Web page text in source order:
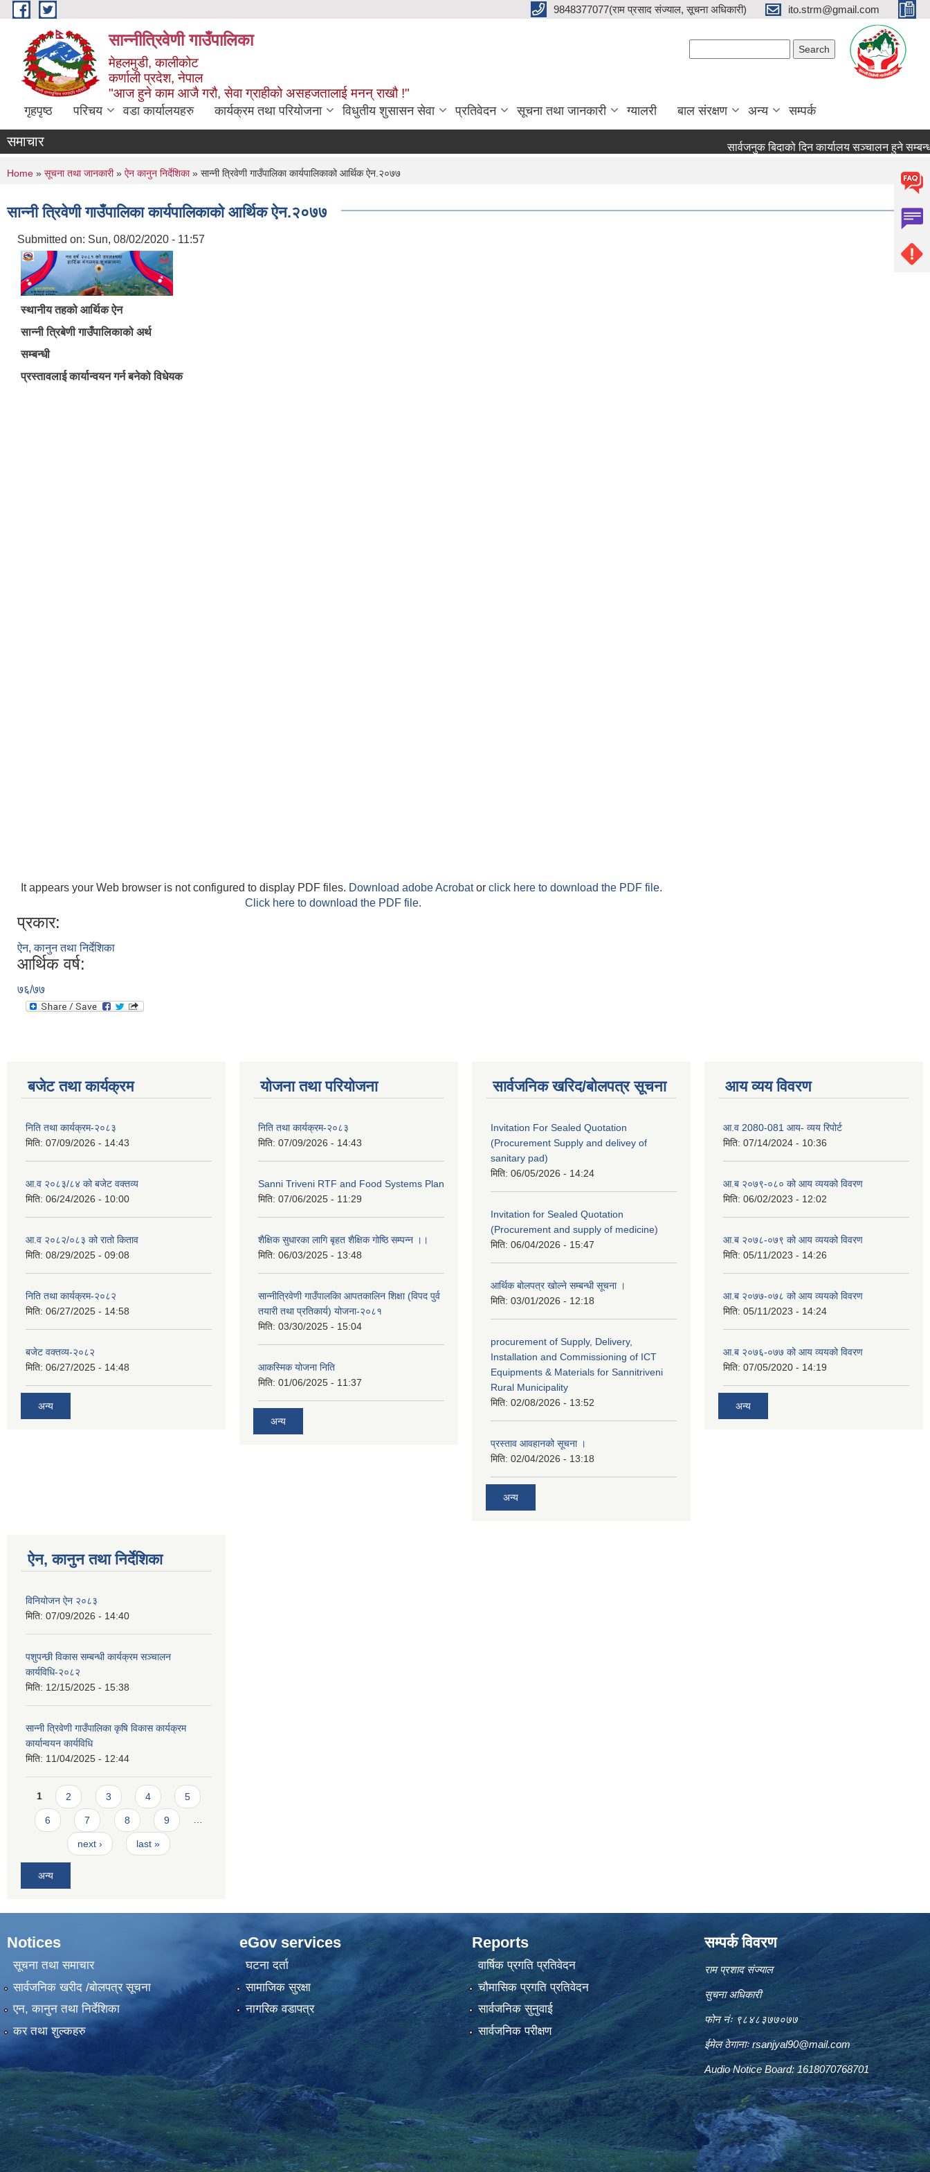
Skip to main content 9848377077(राम प्रसाद संज्याल, सूचना अधिकारी) ito.strm@gmail.com
सान्नीत्रिवेणी गाउँपालिका
मेहलमुडी, कालीकोट
कर्णाली प्रदेश, नेपाल
"आज हुने काम आजै गरौ, सेवा ग्राहीको असहजतालाई मनन् राखौ !"
गृहपृष्ठ परिचय वडा कार्यालयहरु कार्यक्रम तथा परियोजना विधुतीय शुसासन सेवा प्रतिवेदन सूचना तथा जानकारी ग्यालरी बाल संरक्षण अन्य सम्पर्क
समाचार सार्वजनुक बिदाको दिन कार्यालय सञ्चालन हुने सम्बन्धमा ।
You are here
Home » सूचना तथा जानकारी» ऐन कानुन निर्देशिका» सान्नी त्रिवेणी गाउँपालिका कार्यपालिकाको आर्थिक ऐन.२०७७
सान्नी त्रिवेणी गाउँपालिका कार्यपालिकाको आर्थिक ऐन.२०७७
Submitted on: Sun, 08/02/2020 - 11:57
स्थानीय तहको आर्थिक ऐन
सान्नी त्रिबेणी गाउँपालिकाको अर्थ
सम्बन्धी
प्रस्तावलाई कार्यान्वयन गर्न बनेको विधेयक
It appears your Web browser is not configured to display PDF files. Download adobe Acrobator click here to download the PDF file.
Click here to download the PDF file.
प्रकार:
ऐन, कानुन तथा निर्देशिका
आर्थिक वर्ष:
७६/७७
बजेट तथा कार्यक्रम
निति तथा कार्यक्रम-२०८३
मिति: 07/09/2026 - 14:43
आ.व २०८३/८४ को बजेट वक्तव्य
मिति: 06/24/2026 - 10:00
आ.व २०८२/०८३ को रातो किताव
मिति: 08/29/2025 - 09:08
निति तथा कार्यक्रम-२०८२
मिति: 06/27/2025 - 14:58
बजेट वक्तव्य-२०८२
मिति: 06/27/2025 - 14:48
अन्य
योजना तथा परियोजना
निति तथा कार्यक्रम-२०८३
मिति: 07/09/2026 - 14:43
Sanni Triveni RTF and Food Systems Plan
मिति: 07/06/2025 - 11:29
शैक्षिक सुधारका लागि बृहत शैक्षिक गोष्ठि सम्पन्न ।।
मिति: 06/03/2025 - 13:48
सान्नीत्रिवेणी गाउँपालकिा आपतकालिन शिक्षा (विपद पुर्व
तयारी तथा प्रतिकार्य) योजना-२०८१
मिति: 03/30/2025 - 15:04
आकस्मिक योजना निति
मिति: 01/06/2025 - 11:37
अन्य
सार्वजनिक खरिद/बोलपत्र सूचना
Invitation For Sealed Quotation
(Procurement Supply and delivey of
sanitary pad)
मिति: 06/05/2026 - 14:24
Invitation for Sealed Quotation
(Procurement and supply of medicine)
मिति: 06/04/2026 - 15:47
आर्थिक बोलपत्र खोल्ने सम्बन्धी सूचना ।
मिति: 03/01/2026 - 12:18
procurement of Supply, Delivery,
Installation and Commissioning of ICT
Equipments & Materials for Sannitriveni
Rural Municipality
मिति: 02/08/2026 - 13:52
प्रस्ताव आवहानको सूचना ।
मिति: 02/04/2026 - 13:18
अन्य
आय व्यय विवरण
आ.व 2080-081 आय- व्यय रिपोर्ट
मिति: 07/14/2024 - 10:36
आ.ब २०७९-०८० को आय व्ययको विवरण
मिति: 06/02/2023 - 12:02
आ.ब २०७८-०७९ को आय व्ययको विवरण
मिति: 05/11/2023 - 14:26
आ.ब २०७७-०७८ को आय व्ययको विवरण
मिति: 05/11/2023 - 14:24
आ.ब २०७६-०७७ को आय व्ययको विवरण
मिति: 07/05/2020 - 14:19
अन्य
ऐन, कानुन तथा निर्देशिका
विनियोजन ऐन २०८३
मिति: 07/09/2026 - 14:40
पशुपन्छी विकास सम्बन्धी कार्यक्रम सञ्चालन
कार्यविधि-२०८२
मिति: 12/15/2025 - 15:38
सान्नी त्रिवेणी गाउँपालिका कृषि विकास कार्यक्रम
कार्यान्वयन कार्यविधि
मिति: 11/04/2025 - 12:44
Pages
1 2 3 4 5
6 7 8 9 …
next › last »
अन्य
Notices
सूचना तथा समाचार
सार्वजनिक खरीद /बोलपत्र सूचना
एन, कानुन तथा निर्देशिका
कर तथा शुल्कहरु
eGov services
घटना दर्ता
सामाजिक सुरक्षा
नागरिक वडापत्र
Reports
वार्षिक प्रगति प्रतिवेदन
चौमासिक प्रगति प्रतिवेदन
सार्वजनिक सुनुवाई
सार्वजनिक परीक्षण
सम्पर्क विवरण
राम प्रशाद संज्याल
सुचना अधिकारी
फोन नंः ९८४८३७७०७७
ईमेल ठेगानाःrsanjyal90@mail.com
Audio Notice Board: 1618070768701